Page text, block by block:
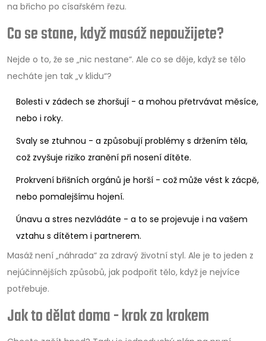
na břicho po císařském řezu.
Co se stane, když masáž nepoužijete?
Nejde o to, že se „nic nestane“. Ale co se děje, když se tělo
necháte jen tak „v klidu“?
Bolesti v zádech se zhoršují - a mohou přetrvávat měsíce,
nebo i roky.
Svaly se ztuhnou - a způsobují problémy s držením těla,
což zvyšuje riziko zranění při nosení dítěte.
Prokrvení břišních orgánů je horší - což může vést k zácpě,
nebo pomalejšímu hojení.
Únavu a stres nezvládáte - a to se projevuje i na vašem
vztahu s dítětem i partnerem.
Masáž není „náhrada“ za zdravý životní styl. Ale je to jeden z
nejúčinnějších způsobů, jak podpořit tělo, když je nejvíce
potřebuje.
Jak to dělat doma - krok za krokem